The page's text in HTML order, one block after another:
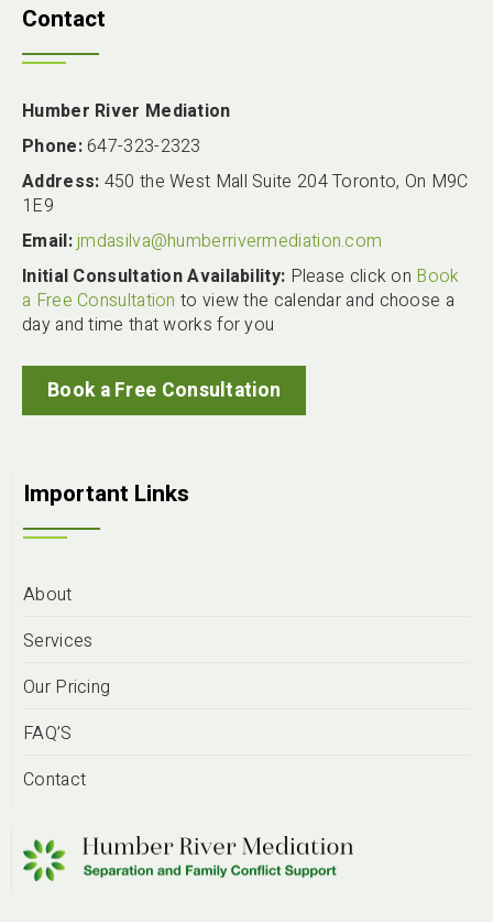
Contact
Humber River Mediation
Phone:647-323-2323
Address: 450 the West Mall Suite 204 Toronto, On M9C
1E9
Email:jmdasilva@humberrivermediation.com
Initial Consultation Availability: Please click on Book
a Free Consultation to view the calendar and choose a
day and time that works for you
Book a Free Consultation
Important Links
About
Services
Our Pricing
FAQ’S
Contact